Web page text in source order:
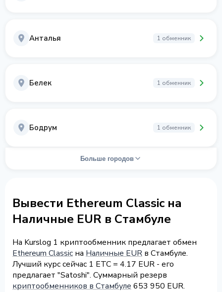
Анталья 1 обменник
Белек 1 обменник
Бодрум 1 обменник
Больше городов
Вывести Ethereum Classic на
Наличные EUR в Стамбуле
На Kurslog 1 криптообменник предлагает обмен
Ethereum Classic на Наличные EUR в Стамбуле.
Лучший курс сейчас 1 ETC = 4.17 EUR - его
предлагает "Satoshi". Суммарный резерв
криптообменников в Стамбуле 653 950 EUR.